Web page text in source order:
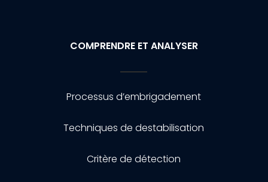
COMPRENDRE ET ANALYSER
Processus d’embrigadement
Techniques de destabilisation
Critère de détection